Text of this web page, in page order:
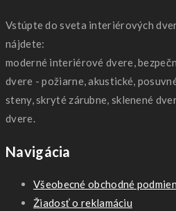
Vstúpte do sveta interiérových
nájdete:
moderné interiérové dvere,
dvere - požiarne, akustické,
steny, skryté zárubne, sklenené
dvere.
Navigácia
Všeobecné obchodné
Žiadosť o reklamáciu